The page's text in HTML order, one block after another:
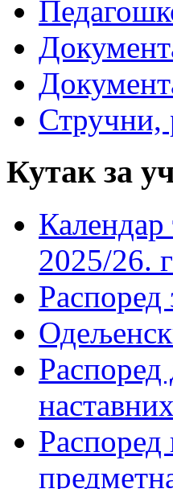
Стручни,
Кутак за
2025/26.
Распоред
Распоред
Распоред